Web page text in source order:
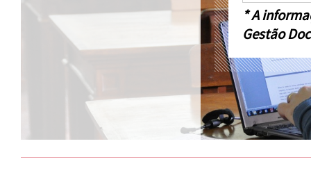
* A
Gestão